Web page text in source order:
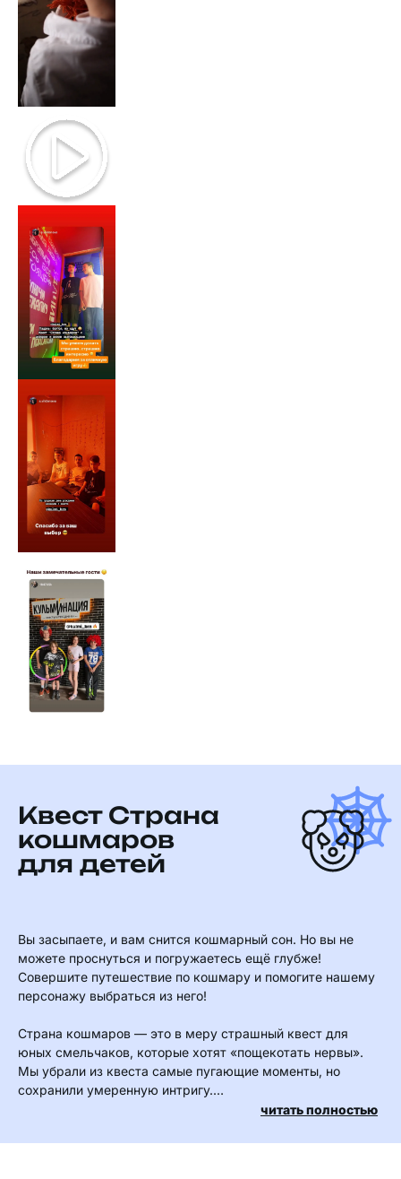
Квест Страна
кошмаров
для детей
Вы засыпаете, и вам снится кошмарный сон. Но вы не
можете проснуться и погружаетесь ещё глубже!
Совершите путешествие по кошмару и помогите нашему
персонажу выбраться из него!
Страна кошмаров — это в меру страшный квест для
юных смельчаков, которые хотят «пощекотать нервы».
Мы убрали из квеста самые пугающие моменты, но
сохранили умеренную интригу.
Он добавит в квест порцию адреналина и острых
читать полностью